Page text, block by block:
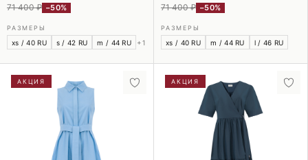
71 400 ₽ −50%
РАЗМЕРЫ
xs / 40 RU s / 42 RU m / 44 RU +1
71 400 ₽ −50%
РАЗМЕРЫ
xs / 40 RU m / 44 RU l / 46 RU
АКЦИЯ АКЦИЯ